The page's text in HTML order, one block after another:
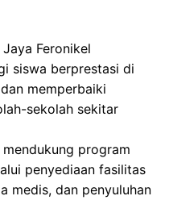
Feronikel
siswa berprestasi di
memperbaiki
sekolah sekitar
mendukung program
penyediaan fasilitas
medis, dan penyuluhan